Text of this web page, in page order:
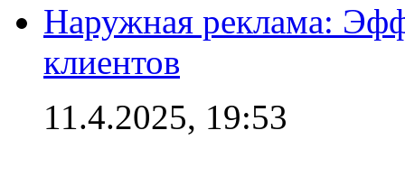
Наружная реклама:
клиентов
11.4.2025, 19:53